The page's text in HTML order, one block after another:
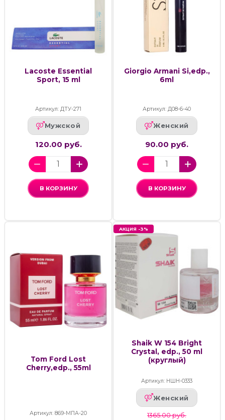
Lacoste Essential
Sport, 15 ml
Артикул: ДТУ-271
Мужской
120.00 руб.
В КОРЗИНУ
Giorgio Armani Si,edp.,
6ml
Артикул: Д08-6-40
Женский
90.00 руб.
В КОРЗИНУ
Tom Ford Lost
Cherry,edp., 55ml
Артикул: 869-МПА-20
АКЦИЯ -3%
Shaik W 154 Bright
Crystal, edp., 50 ml
(круглый)
Артикул: НШН-0333
Женский
1365.00 руб.